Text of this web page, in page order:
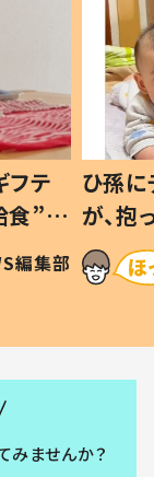
フテ
食”を
の親
編集部
ひ孫
が、
「涙が
い」
みませんか？